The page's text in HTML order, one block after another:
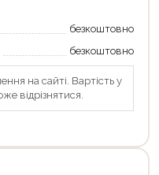
безкоштовно
безкоштовно
на сайті. Вартість у
відрізнятися.